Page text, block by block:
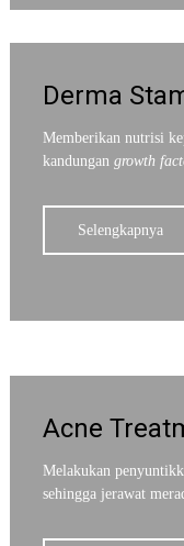
Derma
Memberikan nutrisi
kandungan growth
Selengkapnya
Acne
Melakukan
sehingga jerawat